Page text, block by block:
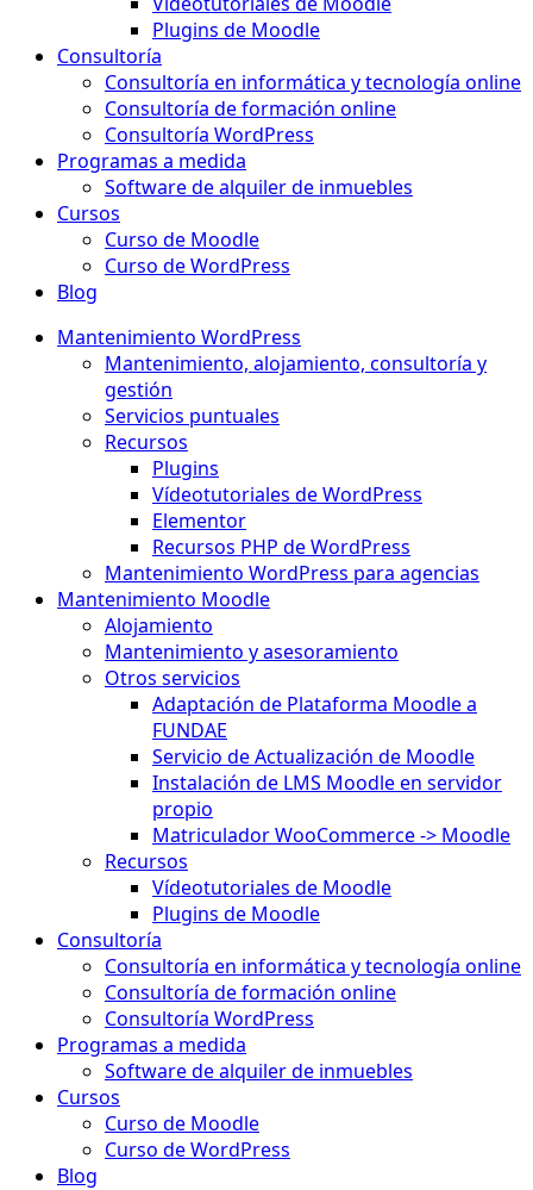
Plugins de Moodle
Consultoría
Consultoría en informática y tecnología online
Consultoría de formación online
Consultoría WordPress
Programas a medida
Software de alquiler de inmuebles
Cursos
Curso de Moodle
Curso de WordPress
Blog
Mantenimiento WordPress
Mantenimiento, alojamiento, consultoría y
gestión
Servicios puntuales
Recursos
Plugins
Vídeotutoriales de WordPress
Elementor
Recursos PHP de WordPress
Mantenimiento WordPress para agencias
Mantenimiento Moodle
Alojamiento
Mantenimiento y asesoramiento
Otros servicios
Adaptación de Plataforma Moodle a
FUNDAE
Servicio de Actualización de Moodle
Instalación de LMS Moodle en servidor
propio
Matriculador WooCommerce -> Moodle
Recursos
Vídeotutoriales de Moodle
Plugins de Moodle
Consultoría
Consultoría en informática y tecnología online
Consultoría de formación online
Consultoría WordPress
Programas a medida
Software de alquiler de inmuebles
Cursos
Curso de Moodle
Curso de WordPress
Blog